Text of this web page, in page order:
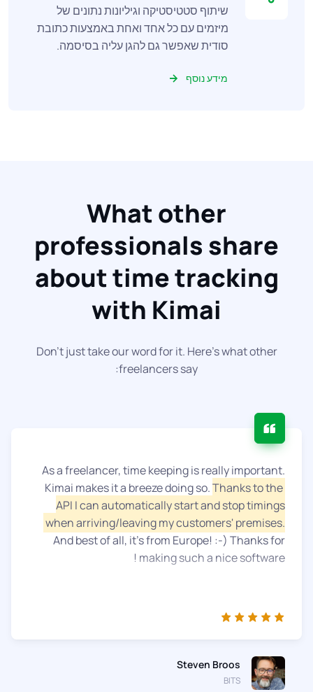
שיתוף סטטיסטיקה וגיליונות נתונים של
מיזמים עם כל אחד ואחת באמצעות כתובת
סודית שאפשר גם להגן עליה בסיסמה.
מידע נוסף
What other
professionals share
about time tracking
with Kimai
Don't just take our word for it. Here's what other
freelancers say:
As a freelancer, time keeping is really important.
Kimai makes it a breeze doing so.Thanks to the
API I can automatically start and stop timings
when arriving/leaving my customers' premises.
And best of all, it’s from Europe! :-) Thanks for
making such a nice software !
Steven Broos
BITS